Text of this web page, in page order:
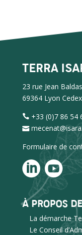
TERRA
23 rue Jean
69364 Lyon
+33 (0)7 86 54
Formulaire de
À PROPOS
La démarche
Le Conseil